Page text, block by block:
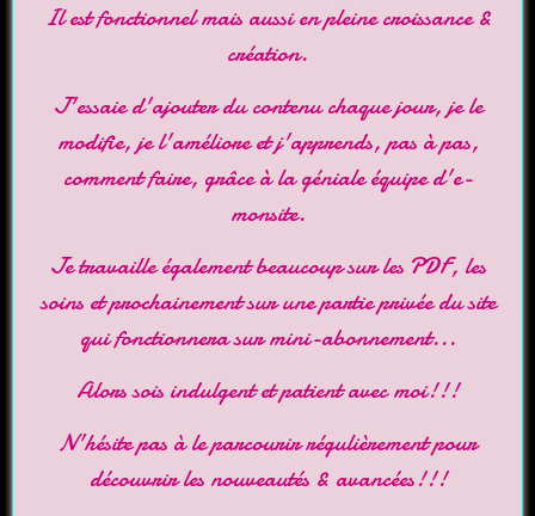
Il est fonctionnel mais aussi en pleine croissance &
création.
J'essaie d'ajouter du contenu chaque jour, je le
modifie, je l'améliore et j'apprends, pas à pas,
comment faire, grâce à la géniale équipe d'e-
monsite.
Je travaille également beaucoup sur les PDF, les
soins et prochainement sur une partie privée du site
qui fonctionnera sur mini-abonnement...
Alors sois indulgent et patient avec moi!!!
N'hésite pas à le parcourir régulièrement pour
découvrir les nouveautés & avancées!!!